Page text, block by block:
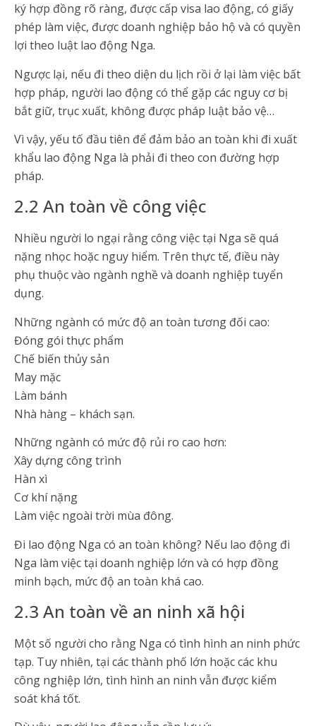
ký hợp đồng rõ ràng, được cấp visa lao động, có giấy
phép làm việc, được doanh nghiệp bảo hộ và có quyền
lợi theo luật lao động Nga.
Ngược lại, nếu đi theo diện du lịch rồi ở lại làm việc bất
hợp pháp, người lao động có thể gặp các nguy cơ bị
bắt giữ, trục xuất, không được pháp luật bảo vệ…
Vì vậy, yếu tố đầu tiên để đảm bảo an toàn khi đi xuất
khẩu lao động Nga là phải đi theo con đường hợp
pháp.
2.2 An toàn về công việc
Nhiều người lo ngại rằng công việc tại Nga sẽ quá
nặng nhọc hoặc nguy hiểm. Trên thực tế, điều này
phụ thuộc vào ngành nghề và doanh nghiệp tuyển
dụng.
Những ngành có mức độ an toàn tương đối cao:
Đóng gói thực phẩm
Chế biến thủy sản
May mặc
Làm bánh
Nhà hàng – khách sạn.
Những ngành có mức độ rủi ro cao hơn:
Xây dựng công trình
Hàn xì
Cơ khí nặng
Làm việc ngoài trời mùa đông.
Đi lao động Nga có an toàn không? Nếu lao động đi
Nga làm việc tại doanh nghiệp lớn và có hợp đồng
minh bạch, mức độ an toàn khá cao.
2.3 An toàn về an ninh xã hội
Một số người cho rằng Nga có tình hình an ninh phức
tạp. Tuy nhiên, tại các thành phố lớn hoặc các khu
công nghiệp lớn, tình hình an ninh vẫn được kiểm
soát khá tốt.